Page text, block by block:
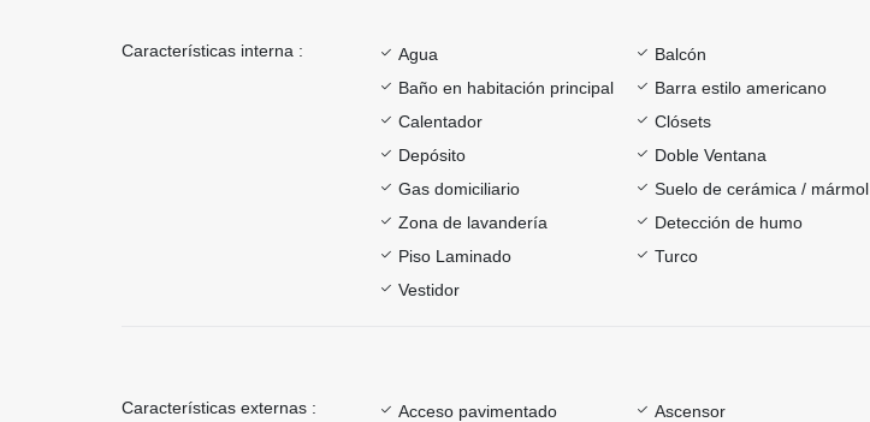
Características interna : Agua Balcón
Baño en habitación principal
Barra estilo americano
Calentador
Clósets
Depósito
Doble Ventana
Gas domiciliario
Suelo de cerámica / mármol
Zona de lavandería
Detección de humo
Piso Laminado
Turco
Vestidor
Características externas : Acceso pavimentado Ascensor